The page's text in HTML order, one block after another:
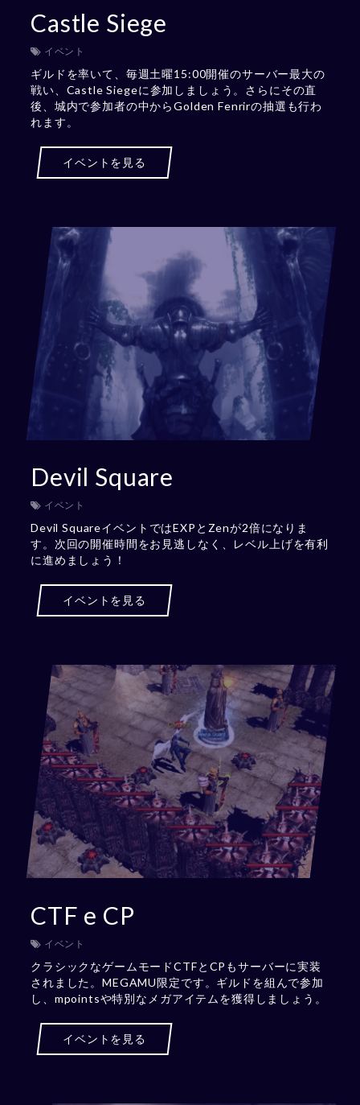
Castle Siege
イベント
ギルドを率いて、毎週土曜15:00開催のサーバー最大の
戦い、Castle Siegeに参加しましょう。さらにその直
後、城内で参加者の中からGolden Fenrirの抽選も行わ
れます。
イベントを見る
Devil Square
イベント
Devil SquareイベントではEXPとZenが2倍になりま
す。次回の開催時間をお見逃しなく、レベル上げを有利
に進めましょう！
イベントを見る
CTF e CP
イベント
クラシックなゲームモードCTFとCPもサーバーに実装
されました。MEGAMU限定です。ギルドを組んで参加
し、mpointsや特別なメガアイテムを獲得しましょう。
イベントを見る